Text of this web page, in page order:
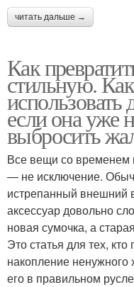
читать дальше →
Как
стильную.
если она уже
выбросить
Все вещи со временем
— не исключение.
истрепанный внешний
аксессуар довольно
новая сумочка, а
Это статья для тех, кто
накопление ненужного
его в правильном